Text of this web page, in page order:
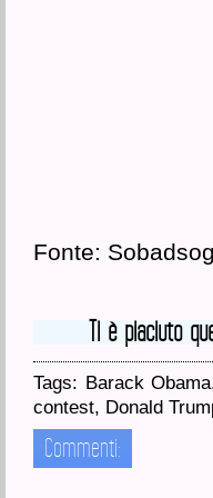
Fonte:
Ti è piaciuto
Tags: Barack Obama
contest, Donald
Commenti: